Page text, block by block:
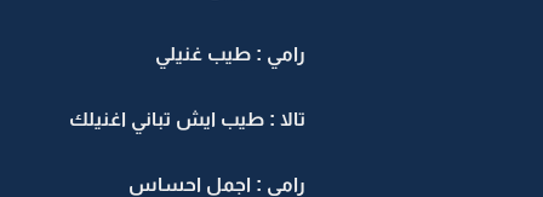
رامي : طيب غنيلي
تالا : طيب ايش تباني اغنيلك
رامي : اجمل احساس